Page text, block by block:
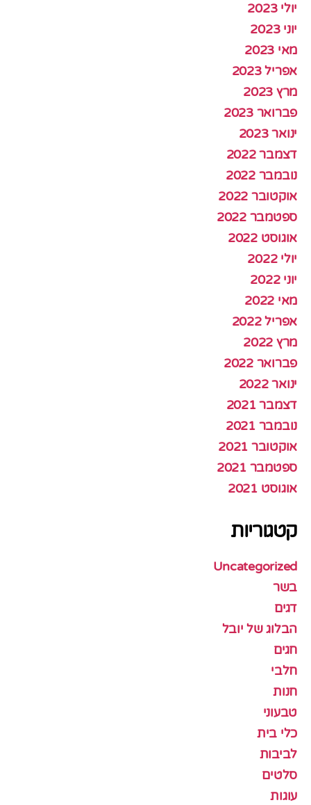
יולי 2023
יוני 2023
מאי 2023
אפריל 2023
מרץ 2023
פברואר 2023
ינואר 2023
דצמבר 2022
נובמבר 2022
אוקטובר 2022
ספטמבר 2022
אוגוסט 2022
יולי 2022
יוני 2022
מאי 2022
אפריל 2022
מרץ 2022
פברואר 2022
ינואר 2022
דצמבר 2021
נובמבר 2021
אוקטובר 2021
ספטמבר 2021
אוגוסט 2021
קטגוריות
Uncategorized
בשר
דגים
הבלוג של יובל
חגים
חלבי
חנות
טבעוני
כלי בית
לביבות
סלטים
עוגות